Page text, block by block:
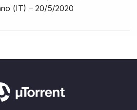
(IT) – 20/5/2020